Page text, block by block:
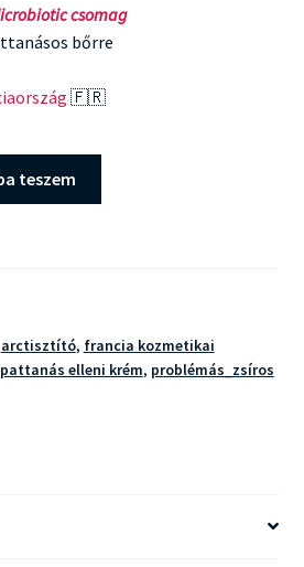
csomag
bőrre
🇫🇷
teszem
arctisztító, francia kozmetikai
pattanás elleni krém, problémás_zsíros